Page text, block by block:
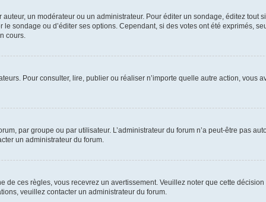
un modérateur ou un administrateur. Pour éditer un sondage, éditez
sondage ou d’éditer ses options. Cependant, si des votes ont été exprimés,
cours.
Pour consulter, lire, publier ou réaliser n’importe quelle autre action,
par groupe ou par utilisateur. L’administrateur du forum n’a peut-être pas
un administrateur du forum.
ces règles, vous recevrez un avertissement. Veuillez noter que cette décision
veuillez contacter un administrateur du forum.